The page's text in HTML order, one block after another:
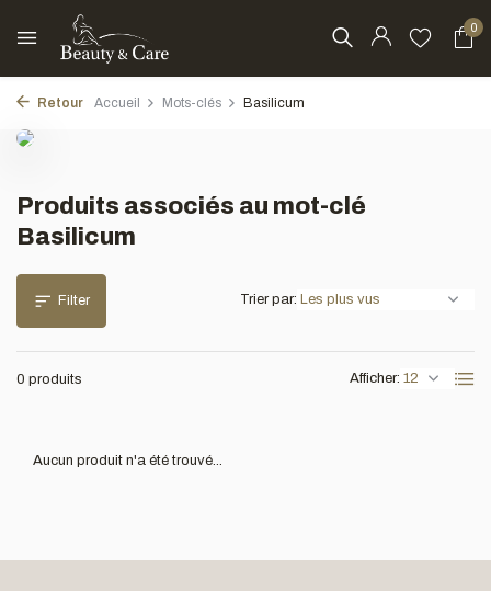
0
Retour Accueil Mots-clés Basilicum
Produits associés au mot-clé
Basilicum
Filter
0 produits Afficher:
Trier par:
Aucun produit n'a été trouvé...